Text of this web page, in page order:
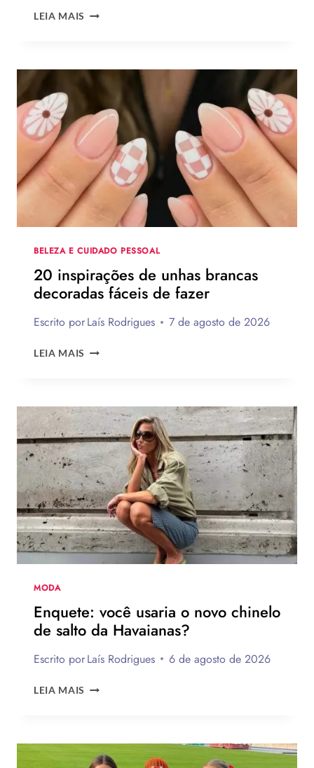
LEIA MAIS LEMBRANCINHAS
PAIS
2026:
IDEIAS
DE
PRESENTES
CRIATIVOS
COM
PASSO
A
BELEZA E CUIDADO PESSOAL
20 inspirações de unhas brancas
decoradas fáceis de fazer
Escrito porLaís Rodrigues 7 de agosto de 2026
LEIA MAIS
BRANCAS
DECORADAS
FÁCEIS
DE
FAZER
MODA
Enquete: você usaria o novo chinelo
de salto da Havaianas?
Escrito porLaís Rodrigues 6 de agosto de 2026
LEIA MAIS ENQUETE:
NOVO
CHINELO